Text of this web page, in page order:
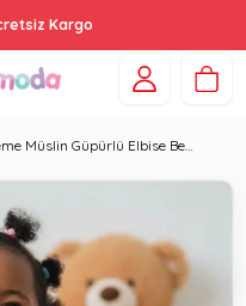
Kargo
Tiffany Baby Kız Bebek Pure Theme Müslin Güpürlü Elbise Beyaz 20086